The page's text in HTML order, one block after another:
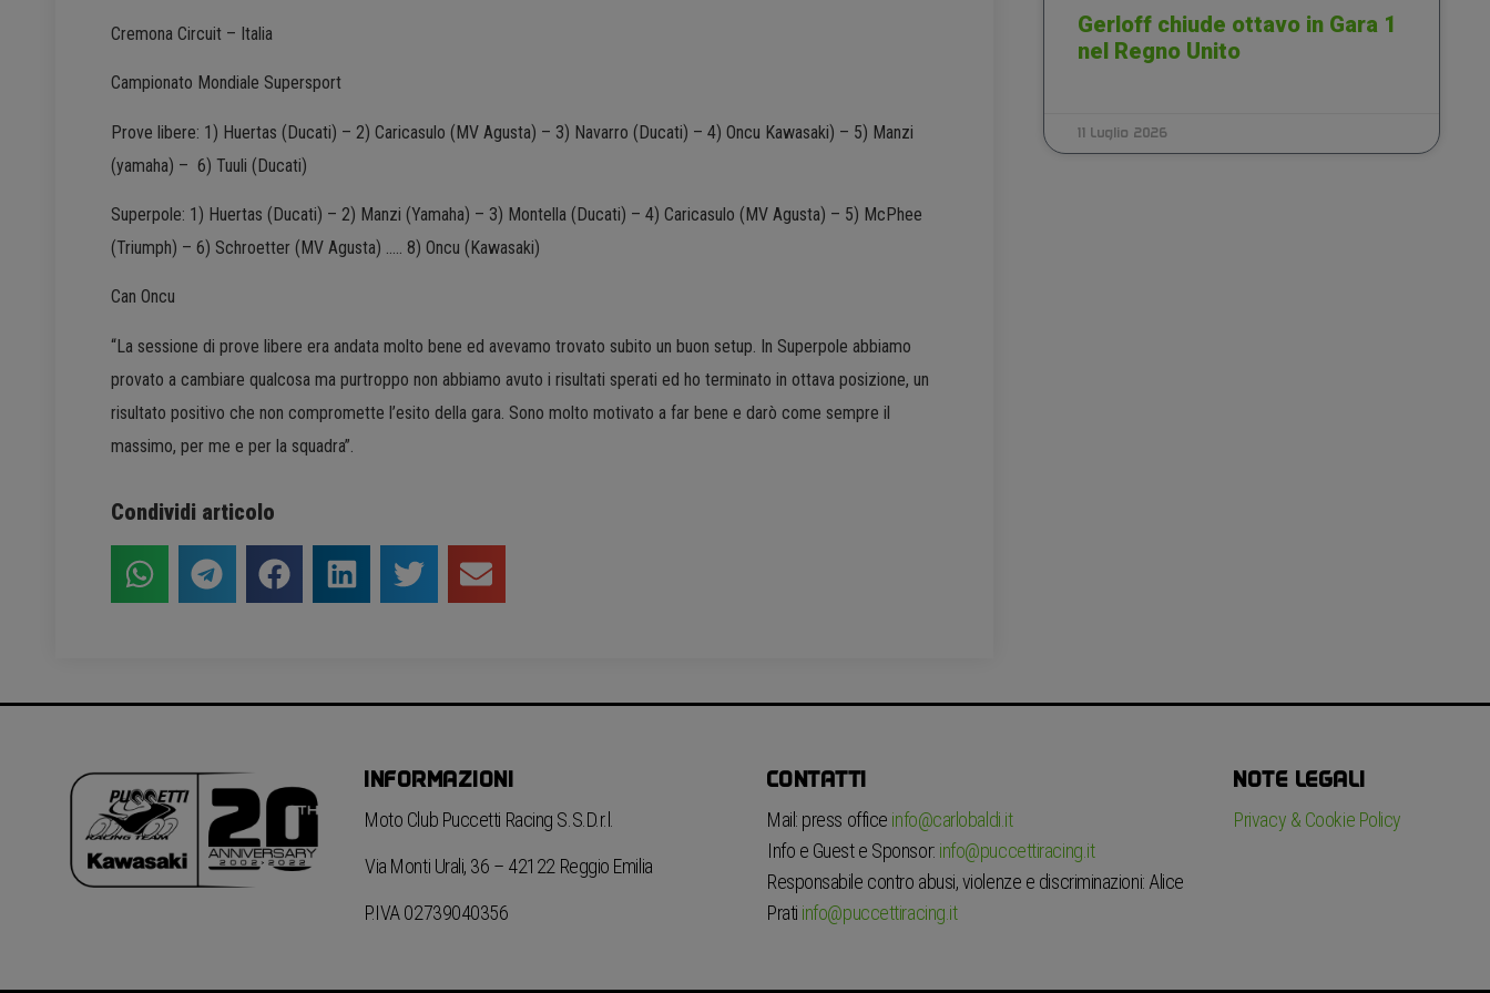
Cremona Circuit – Italia
Campionato Mondiale Supersport
Prove libere: 1) Huertas (Ducati) – 2) Caricasulo (MV Agusta) – 3) Navarro (Ducati) – 4) Oncu Kawasaki) – 5) Manzi
(yamaha) – 6) Tuuli (Ducati)
Superpole: 1) Huertas (Ducati) – 2) Manzi (Yamaha) – 3) Montella (Ducati) – 4) Caricasulo (MV Agusta) – 5) McPhee
(Triumph) – 6) Schroetter (MV Agusta) ….. 8) Oncu (Kawasaki)
Can Oncu
“La sessione di prove libere era andata molto bene ed avevamo trovato subito un buon setup. In Superpole abbiamo
provato a cambiare qualcosa ma purtroppo non abbiamo avuto i risultati sperati ed ho terminato in ottava posizione, un
risultato positivo che non compromette l’esito della gara. Sono molto motivato a far bene e darò come sempre il
massimo, per me e per la squadra”.
Condividi articolo
Gerloff chiude ottavo in Gara 1
nel Regno Unito
11 Luglio 2026
INFORMAZIONI
Moto Club Puccetti Racing S.S.D.r.l.
Via Monti Urali, 36 – 42122 Reggio Emilia
P.IVA 02739040356
CONTATTI
Mail: press office info@carlobaldi.it
Info e Guest e Sponsor: info@puccettiracing.it
Responsabile contro abusi, violenze e discriminazioni: Alice
Prati info@puccettiracing.it
NOTE LEGALI
Privacy & Cookie Policy